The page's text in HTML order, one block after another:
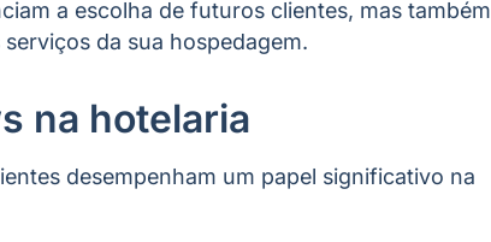
a escolha de futuros clientes, mas também
da sua hospedagem.
na hotelaria
desempenham um papel significativo na